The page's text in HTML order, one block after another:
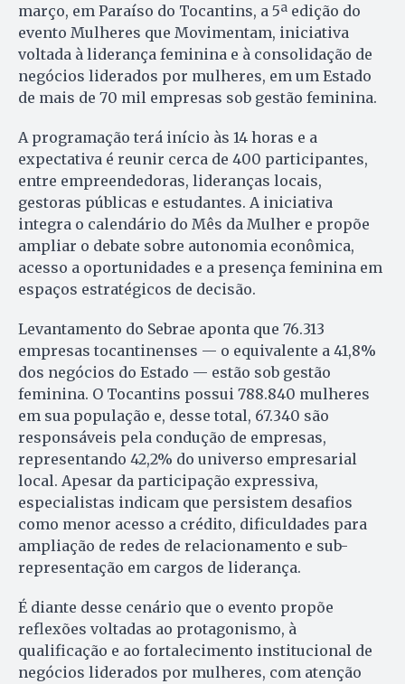
março, em Paraíso do Tocantins, a 5ª edição do
evento Mulheres que Movimentam, iniciativa
voltada à liderança feminina e à consolidação de
negócios liderados por mulheres, em um Estado
de mais de 70 mil empresas sob gestão feminina.
A programação terá início às 14 horas e a
expectativa é reunir cerca de 400 participantes,
entre empreendedoras, lideranças locais,
gestoras públicas e estudantes. A iniciativa
integra o calendário do Mês da Mulher e propõe
ampliar o debate sobre autonomia econômica,
acesso a oportunidades e a presença feminina em
espaços estratégicos de decisão.
Levantamento do Sebrae aponta que 76.313
empresas tocantinenses — o equivalente a 41,8%
dos negócios do Estado — estão sob gestão
feminina. O Tocantins possui 788.840 mulheres
em sua população e, desse total, 67.340 são
responsáveis pela condução de empresas,
representando 42,2% do universo empresarial
local. Apesar da participação expressiva,
especialistas indicam que persistem desafios
como menor acesso a crédito, dificuldades para
ampliação de redes de relacionamento e sub-
representação em cargos de liderança.
É diante desse cenário que o evento propõe
reflexões voltadas ao protagonismo, à
qualificação e ao fortalecimento institucional de
negócios liderados por mulheres, com atenção